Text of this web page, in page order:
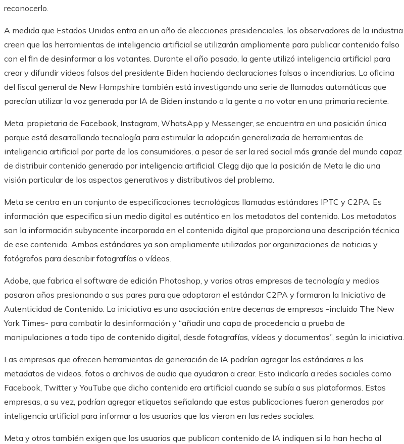
reconocerlo.
A medida que Estados Unidos entra en un año de elecciones presidenciales, los observadores de la industria
creen que las herramientas de inteligencia artificial se utilizarán ampliamente para publicar contenido falso
con el fin de desinformar a los votantes. Durante el año pasado, la gente utilizó inteligencia artificial para
crear y difundir videos falsos del presidente Biden haciendo declaraciones falsas o incendiarias. La oficina
del fiscal general de New Hampshire también está investigando una serie de llamadas automáticas que
parecían utilizar la voz generada por IA de Biden instando a la gente a no votar en una primaria reciente.
Meta, propietaria de Facebook, Instagram, WhatsApp y Messenger, se encuentra en una posición única
porque está desarrollando tecnología para estimular la adopción generalizada de herramientas de
inteligencia artificial por parte de los consumidores, a pesar de ser la red social más grande del mundo capaz
de distribuir contenido generado por inteligencia artificial. Clegg dijo que la posición de Meta le dio una
visión particular de los aspectos generativos y distributivos del problema.
Meta se centra en un conjunto de especificaciones tecnológicas llamadas estándares IPTC y C2PA. Es
información que especifica si un medio digital es auténtico en los metadatos del contenido. Los metadatos
son la información subyacente incorporada en el contenido digital que proporciona una descripción técnica
de ese contenido. Ambos estándares ya son ampliamente utilizados por organizaciones de noticias y
fotógrafos para describir fotografías o vídeos.
Adobe, que fabrica el software de edición Photoshop, y varias otras empresas de tecnología y medios
pasaron años presionando a sus pares para que adoptaran el estándar C2PA y formaron la Iniciativa de
Autenticidad de Contenido. La iniciativa es una asociación entre decenas de empresas -incluido The New
York Times- para combatir la desinformación y “añadir una capa de procedencia a prueba de
manipulaciones a todo tipo de contenido digital, desde fotografías, vídeos y documentos”, según la iniciativa.
Las empresas que ofrecen herramientas de generación de IA podrían agregar los estándares a los
metadatos de videos, fotos o archivos de audio que ayudaron a crear. Esto indicaría a redes sociales como
Facebook, Twitter y YouTube que dicho contenido era artificial cuando se subía a sus plataformas. Estas
empresas, a su vez, podrían agregar etiquetas señalando que estas publicaciones fueron generadas por
inteligencia artificial para informar a los usuarios que las vieron en las redes sociales.
Meta y otros también exigen que los usuarios que publican contenido de IA indiquen si lo han hecho al